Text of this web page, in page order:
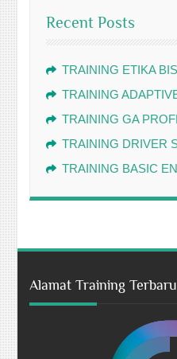
Recent Posts
TRAINING ETIKA
TRAINING
TRAINING GA
TRAINING DRIVER
TRAINING BASIC
Alamat Training Terbaru